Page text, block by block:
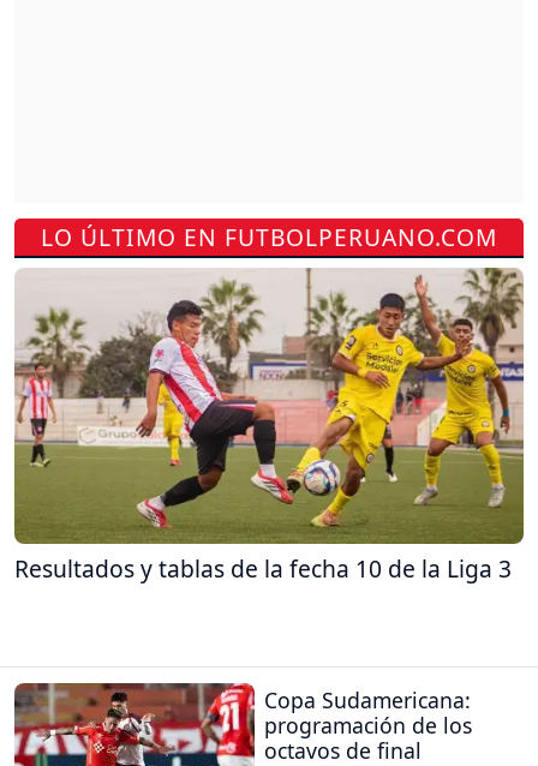
LO ÚLTIMO EN FUTBOLPERUANO.COM
Resultados y tablas de la fecha 10 de la Liga 3
Copa Sudamericana:
programación de los
octavos de final